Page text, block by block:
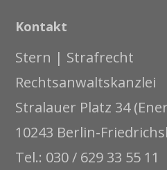
Kontakt
Stern | Strafrecht
Rechtsanwaltskanzlei
Stralauer Platz 34
10243 Berlin-
Tel.: 030 / 629 33 55 11